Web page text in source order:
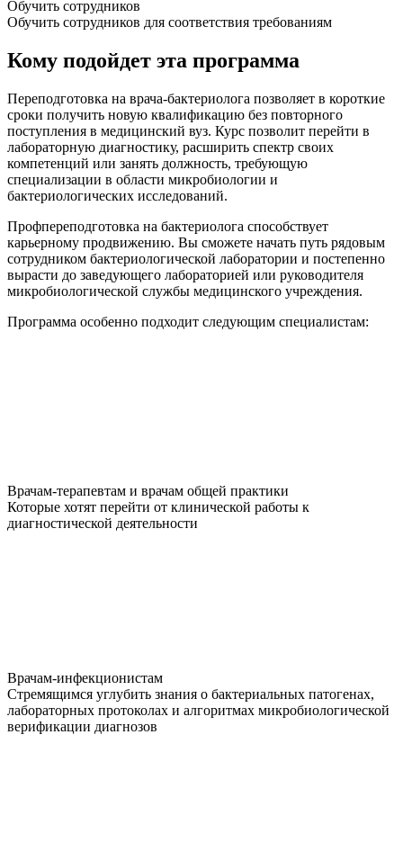
Обучить сотрудников
Обучить сотрудников для соответствия требованиям
Кому подойдет эта программа
Переподготовка на врача-бактериолога позволяет в короткие
сроки получить новую квалификацию без повторного
поступления в медицинский вуз. Курс позволит перейти в
лабораторную диагностику, расширить спектр своих
компетенций или занять должность, требующую
специализации в области микробиологии и
бактериологических исследований.
Профпереподготовка на бактериолога способствует
карьерному продвижению. Вы сможете начать путь рядовым
сотрудником бактериологической лаборатории и постепенно
вырасти до заведующего лабораторией или руководителя
микробиологической службы медицинского учреждения.
Программа особенно подходит следующим специалистам:
Врачам-терапевтам и врачам общей практики
Которые хотят перейти от клинической работы к
диагностической деятельности
Врачам-инфекционистам
Стремящимся углубить знания о бактериальных патогенах,
лабораторных протоколах и алгоритмах микробиологической
верификации диагнозов